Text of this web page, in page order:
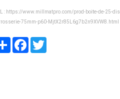
: https://www.millmatpro.com/prod-boite-de-25-
75mm-p60-MjtX2r85L6g7b2n9XVW8.html
PartagerFacebook